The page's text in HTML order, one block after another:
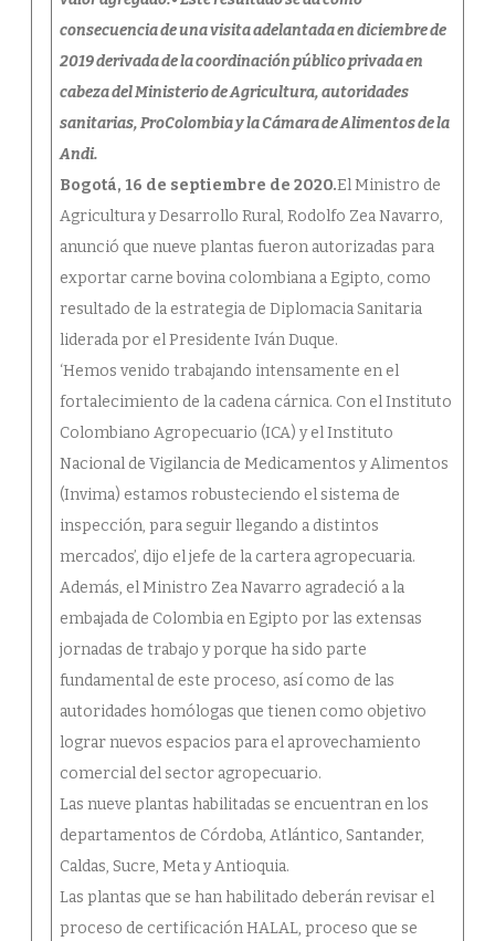
consecuencia de una visita adelantada en diciembre de
2019 derivada de la coordinación público privada en
cabeza del Ministerio de Agricultura, autoridades
sanitarias, ProColombia y la Cámara de Alimentos de la
Andi.
Bogotá, 16 de septiembre de 2020.El Ministro de
Agricultura y Desarrollo Rural, Rodolfo Zea Navarro,
anunció que nueve plantas fueron autorizadas para
exportar carne bovina colombiana a Egipto, como
resultado de la estrategia de Diplomacia Sanitaria
liderada por el Presidente Iván Duque.
‘Hemos venido trabajando intensamente en el
fortalecimiento de la cadena cárnica. Con el Instituto
Colombiano Agropecuario (ICA) y el Instituto
Nacional de Vigilancia de Medicamentos y Alimentos
(Invima) estamos robusteciendo el sistema de
inspección, para seguir llegando a distintos
mercados’, dijo el jefe de la cartera agropecuaria.
Además, el Ministro Zea Navarro agradeció a la
embajada de Colombia en Egipto por las extensas
jornadas de trabajo y porque ha sido parte
fundamental de este proceso, así como de las
autoridades homólogas que tienen como objetivo
lograr nuevos espacios para el aprovechamiento
comercial del sector agropecuario.
Las nueve plantas habilitadas se encuentran en los
departamentos de Córdoba, Atlántico, Santander,
Caldas, Sucre, Meta y Antioquia.
Las plantas que se han habilitado deberán revisar el
proceso de certificación HALAL, proceso que se